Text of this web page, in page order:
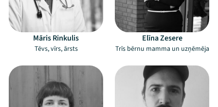
Māris Rinkulis
Tēvs, vīrs, ārsts
Elīna Zesere
Trīs bērnu mamma un uzņēmēja